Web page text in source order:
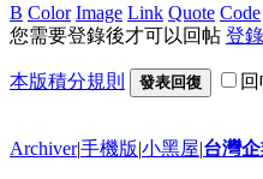
B Color Image Link Quote Code
您需要登錄後才可以回帖 登錄
本版積分規則 發表回復
Archiver|手機版|小黑屋|台灣